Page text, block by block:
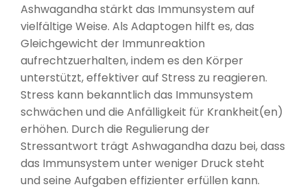
Ashwagandha stärkt das Immunsystem auf
vielfältige Weise. Als Adaptogen hilft es, das
Gleichgewicht der Immunreaktion
aufrechtzuerhalten, indem es den Körper
unterstützt, effektiver auf Stress zu reagieren.
Stress kann bekanntlich das Immunsystem
schwächen und die Anfälligkeit für Krankheit(en)
erhöhen. Durch die Regulierung der
Stressantwort trägt Ashwagandha dazu bei, dass
das Immunsystem unter weniger Druck steht
und seine Aufgaben effizienter erfüllen kann.